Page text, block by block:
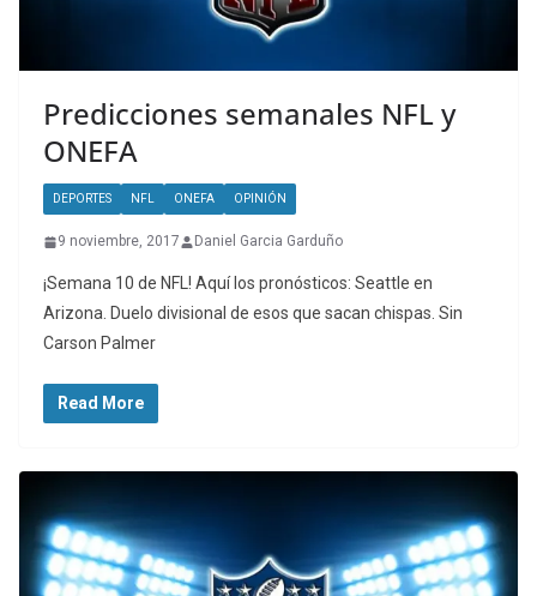
Predicciones semanales NFL y
ONEFA
DEPORTES NFL ONEFA OPINIÓN
9 noviembre, 2017 Daniel Garcia Garduño
¡Semana 10 de NFL! Aquí los pronósticos: Seattle en
Arizona. Duelo divisional de esos que sacan chispas. Sin
Carson Palmer
Read More